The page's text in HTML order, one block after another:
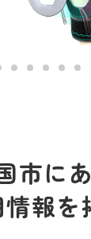
市に
報を